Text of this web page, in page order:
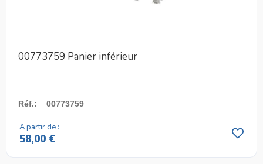
00773759 Panier inférieur
Réf.: 00773759
A partir de :
58,00 €